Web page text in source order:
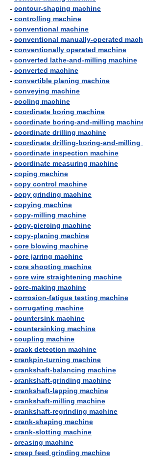
- contour-shaping machine
- controlling machine
- conventional machine
- conventional manually-operated
- conventionally operated machine
- converted lathe-and-milling machine
- converted machine
- convertible planing machine
- conveying machine
- cooling machine
- coordinate boring machine
- coordinate boring-and-milling
- coordinate drilling machine
- coordinate drilling-boring-and-milling
- coordinate inspection machine
- coordinate measuring machine
- coping machine
- copy control machine
- copy grinding machine
- copying machine
- copy-milling machine
- copy-piercing machine
- copy-planing machine
- core blowing machine
- core jarring machine
- core shooting machine
- core wire straightening machine
- core-making machine
- corrosion-fatigue testing machine
- corrugating machine
- countersink machine
- countersinking machine
- coupling machine
- crack detection machine
- crankpin-turning machine
- crankshaft-balancing machine
- crankshaft-grinding machine
- crankshaft-lapping machine
- crankshaft-milling machine
- crankshaft-regrinding machine
- crank-shaping machine
- crank-slotting machine
- creasing machine
- creep feed grinding machine